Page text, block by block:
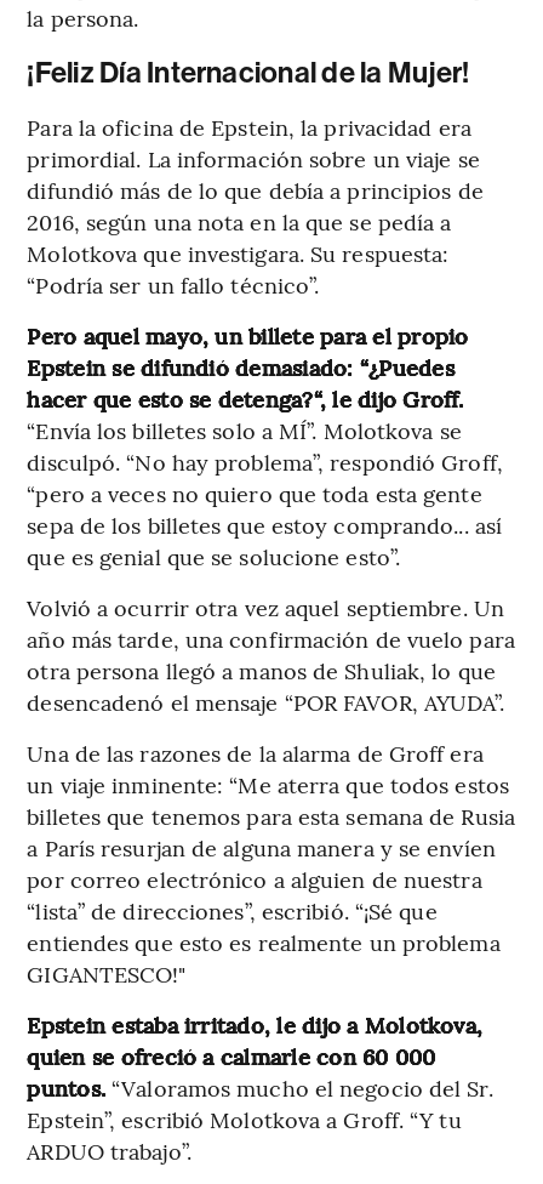
la persona.
¡Feliz Día Internacional de la Mujer!
Para la oficina de Epstein, la privacidad era
primordial. La información sobre un viaje se
difundió más de lo que debía a principios de
2016, según una nota en la que se pedía a
Molotkova que investigara. Su respuesta:
“Podría ser un fallo técnico”.
Pero aquel mayo, un billete para el propio
Epstein se difundió demasiado: “¿Puedes
hacer que esto se detenga?“, le dijo Groff.
“Envía los billetes solo a MÍ”. Molotkova se
disculpó. “No hay problema”, respondió Groff,
“pero a veces no quiero que toda esta gente
sepa de los billetes que estoy comprando... así
que es genial que se solucione esto”.
Volvió a ocurrir otra vez aquel septiembre. Un
año más tarde, una confirmación de vuelo para
otra persona llegó a manos de Shuliak, lo que
desencadenó el mensaje “POR FAVOR, AYUDA”.
Una de las razones de la alarma de Groff era
un viaje inminente: “Me aterra que todos estos
billetes que tenemos para esta semana de Rusia
a París resurjan de alguna manera y se envíen
por correo electrónico a alguien de nuestra
“lista” de direcciones”, escribió. “¡Sé que
entiendes que esto es realmente un problema
GIGANTESCO!"
Epstein estaba irritado, le dijo a Molotkova,
quien se ofreció a calmarle con 60 000
puntos. “Valoramos mucho el negocio del Sr.
Epstein”, escribió Molotkova a Groff. “Y tu
ARDUO trabajo”.